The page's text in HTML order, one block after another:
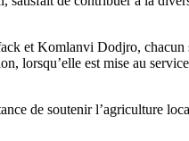
et Komlanvi Dodjro,
lorsqu’elle est mise au
de soutenir l’agriculture